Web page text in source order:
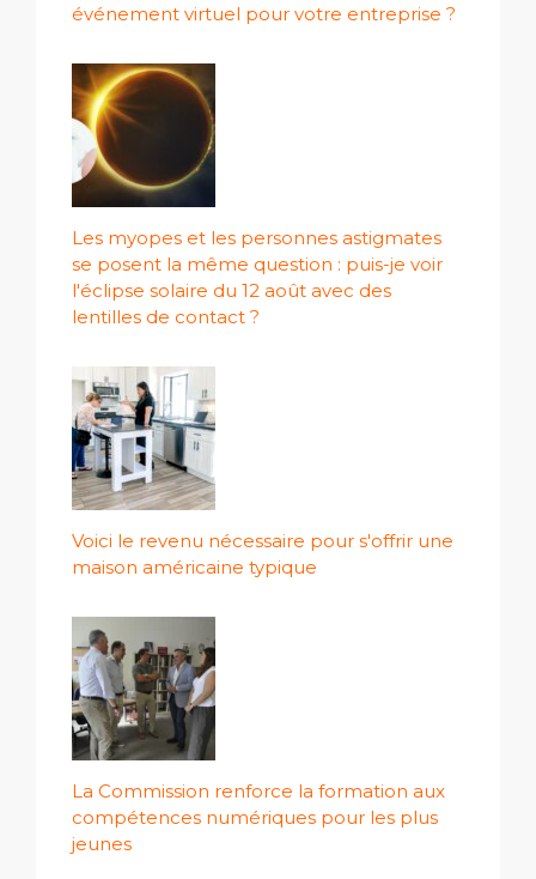
événement virtuel pour votre entreprise ?
Les myopes et les personnes astigmates
se posent la même question : puis-je voir
l'éclipse solaire du 12 août avec des
lentilles de contact ?
Voici le revenu nécessaire pour s'offrir une
maison américaine typique
La Commission renforce la formation aux
compétences numériques pour les plus
jeunes